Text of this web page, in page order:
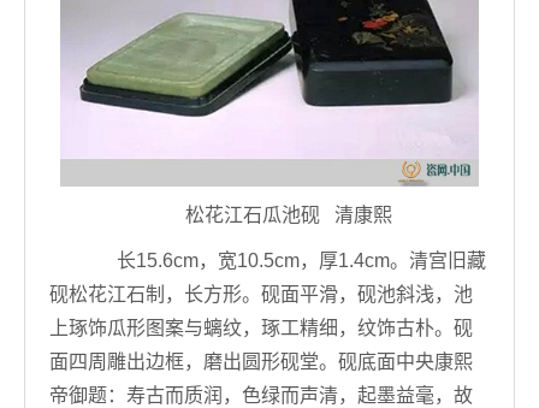
松花江石瓜池砚 清康熙
长15.6cm，宽10.5cm，厚1.4cm。清宫旧藏
砚松花江石制，长方形。砚面平滑，砚池斜浅，池
上琢饰瓜形图案与螭纹，琢工精细，纹饰古朴。砚
面四周雕出边框，磨出圆形砚堂。砚底面中央康熙
帝御题：寿古而质润，色绿而声清，起墨益毫，故